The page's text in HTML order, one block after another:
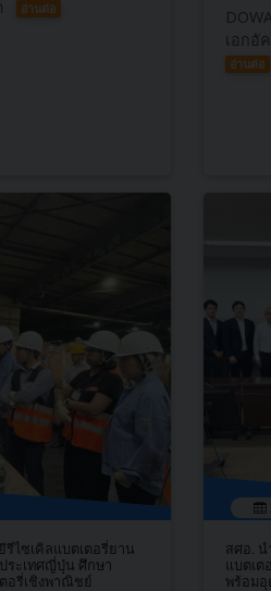
อ่านต่อ
เอก
อ่านต่อ
ไซเคิลแบตเตอรี่ยาน
ระเทศญี่ปุ่น ศึกษา
อรี่เชิงพาณิชย์
สศอ.
แบตเ
พร้อม